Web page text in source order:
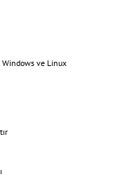
Windows ve Linux